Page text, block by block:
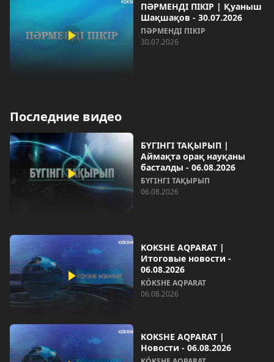
ПӘРМЕНДІ ПІКІР | Қуаныш
Шақшақов - 30.07.2026
ПӘРМЕНДІ ПІКІР
30.07.2026
Последние видео
БҮГІНГІ ТАҚЫРЫП |
Аймақта орақ науқаны
басталды - 06.08.2026
БҮГІНГІ ТАҚЫРЫП
06.08.2026
KOKSHE AQPARAT |
Итоговые новости -
06.08.2026
KÓKSHE AQPARAT
06.08.2026
KOKSHE AQPARAT |
Новости - 06.08.2026